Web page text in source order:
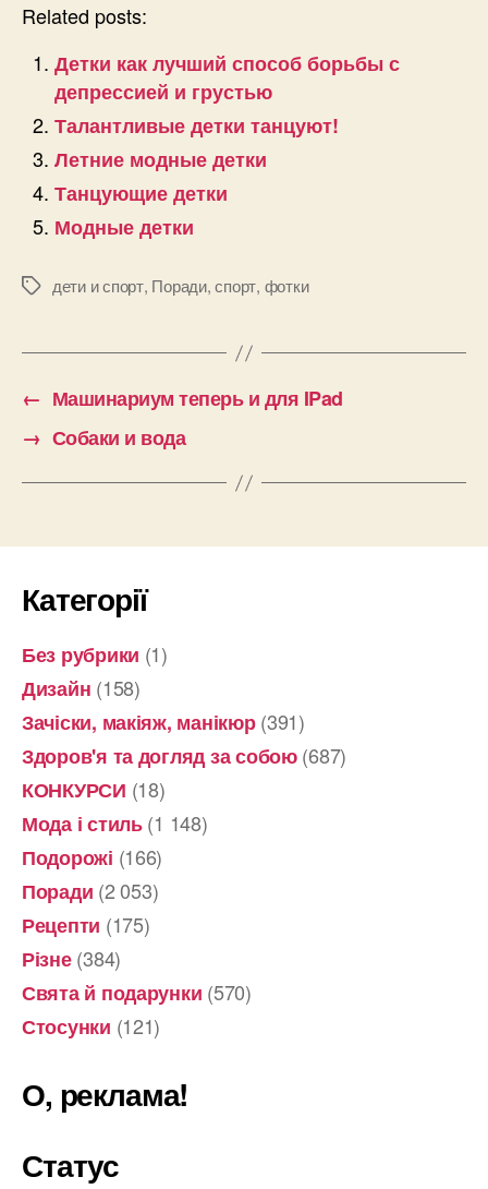
Related posts:
Детки как лучший способ борьбы с
депрессией и грустью
Талантливые детки танцуют!
Летние модные детки
Танцующие детки
Модные детки
Позначкидети и спорт, Поради,спорт, фотки
← Машинариум теперь и для IPad
→ Собаки и вода
Категорії
Без рубрики (1)
Дизайн (158)
Зачіски, макіяж, манікюр(391)
Здоров'я та догляд за собою(687)
КОНКУРСИ (18)
Мода і стиль(1 148)
Подорожі (166)
Поради (2 053)
Рецепти (175)
Різне(384)
Свята й подарунки (570)
Стосунки (121)
О, реклама!
Статус